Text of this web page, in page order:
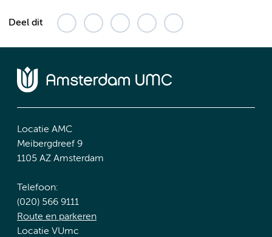
Deel dit
Locatie AMC
Meibergdreef 9
1105 AZ Amsterdam
Telefoon:
(020) 566 9111
Route en parkeren
Locatie VUmc